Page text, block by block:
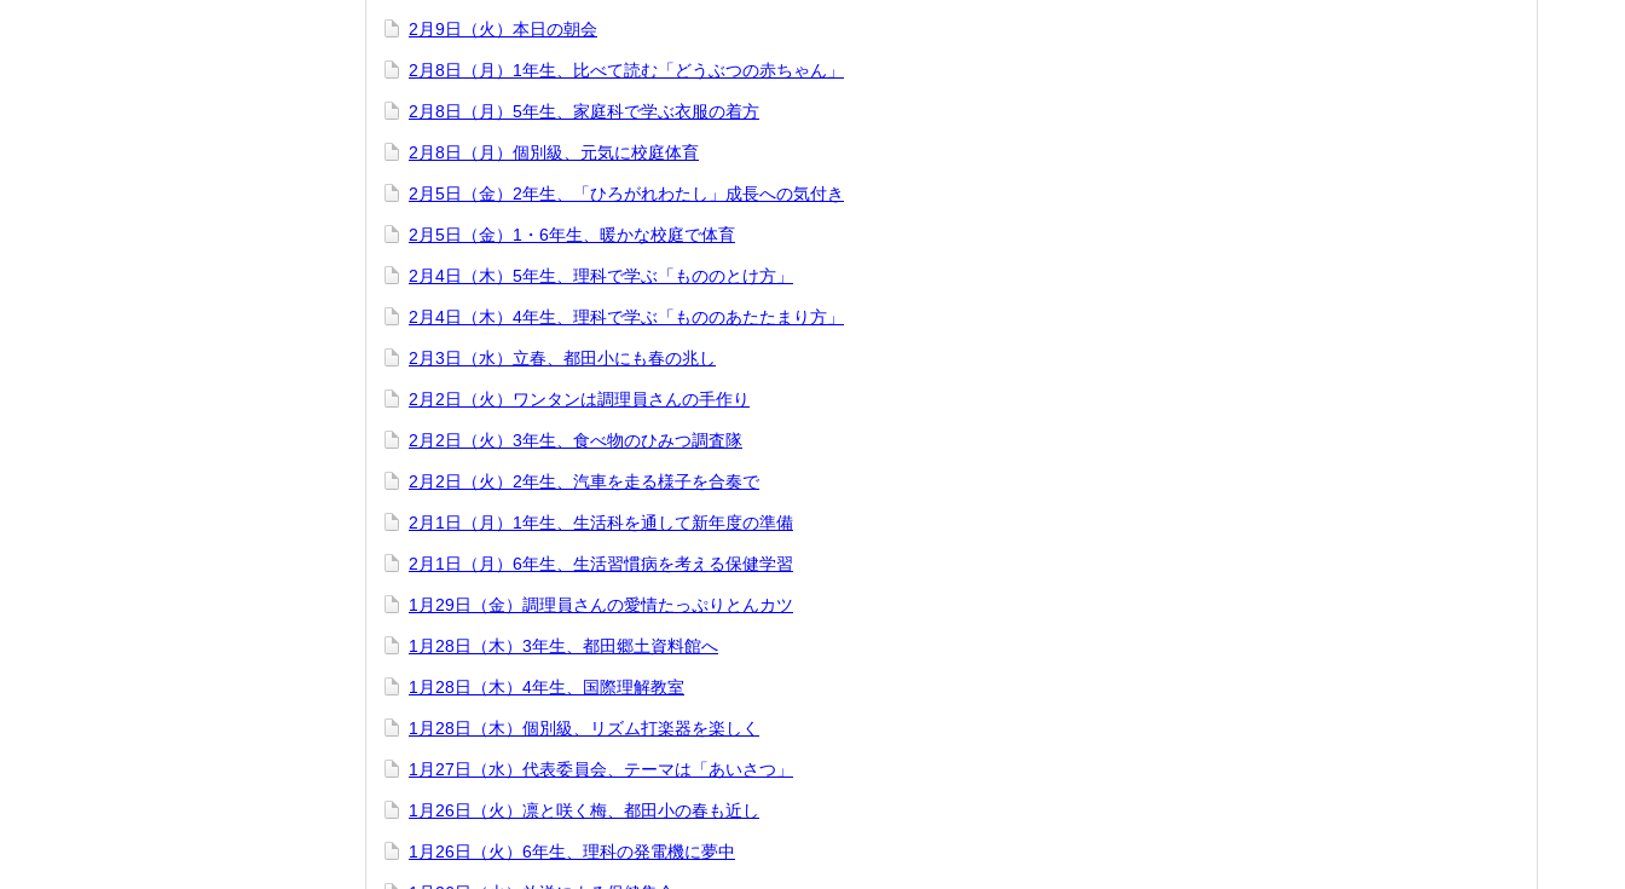
2月9日（火）本日の朝会
2月8日（月）1年生、比べて読む「どうぶつの赤ちゃん」
2月8日（月）5年生、家庭科で学ぶ衣服の着方
2月8日（月）個別級、元気に校庭体育
2月5日（金）2年生、「ひろがれわたし」成長への気付き
2月5日（金）1・6年生、暖かな校庭で体育
2月4日（木）5年生、理科で学ぶ「もののとけ方」
2月4日（木）4年生、理科で学ぶ「もののあたたまり方」
2月3日（水）立春、都田小にも春の兆し
2月2日（火）ワンタンは調理員さんの手作り
2月2日（火）3年生、食べ物のひみつ調査隊
2月2日（火）2年生、汽車を走る様子を合奏で
2月1日（月）1年生、生活科を通して新年度の準備
2月1日（月）6年生、生活習慣病を考える保健学習
1月29日（金）調理員さんの愛情たっぷりとんカツ
1月28日（木）3年生、都田郷土資料館へ
1月28日（木）4年生、国際理解教室
1月28日（木）個別級、リズム打楽器を楽しく
1月27日（水）代表委員会、テーマは「あいさつ」
1月26日（火）凛と咲く梅、都田小の春も近し
1月26日（火）6年生、理科の発電機に夢中